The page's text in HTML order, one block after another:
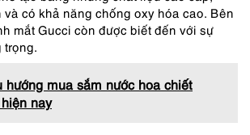
có khả năng chống oxy hóa cao. Bên
mắt Gucci còn được biết đến với sự
trọng.
hướng mua sắm nước hoa chiết
nay